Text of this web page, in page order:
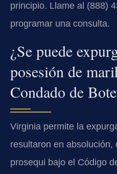
principio. Llame al (888)
programar una consulta.
¿Se puede
posesión de
Condado de
Virginia permite la
resultaron en absolución,
prosequi bajo el Código